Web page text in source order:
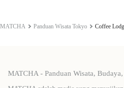
MATCHA Panduan Wisata Tokyo Coffee
MATCHA - Panduan Wisata,